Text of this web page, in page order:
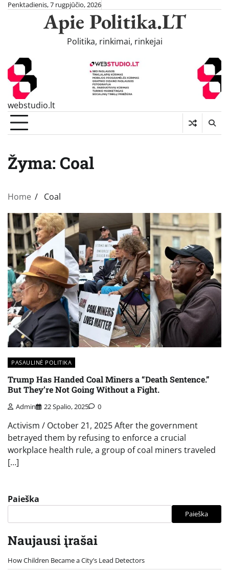
SkipPenktadienis, 7 rugpjūčio, 2026
Apie Politika.LT
Politika, rinkimai, rinkejai
webstudio.lt
Žyma: Coal
Home Coal
PASAULINĖ POLITIKA
Trump Has Handed Coal Miners a “Death Sentence.”
But They’re Not Going Without a Fight.
Admin 22 Spalio, 2025 0
Activism / October 21, 2025 After the government
betrayed them by refusing to enforce a crucial
workplace health rule, a group of coal miners traveled
[…]
Paieška
Paieška
Naujausi įrašai
How Children Became a City’s Lead Detectors